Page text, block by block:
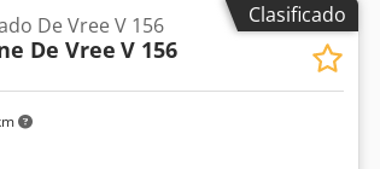
Clasificado
De Vree V 156
De Vree V 156